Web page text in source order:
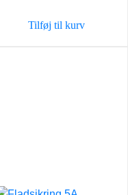
Tilføj til kurv